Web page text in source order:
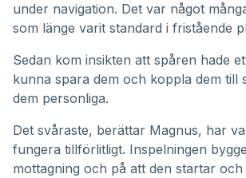
under navigation. Det var något
som länge varit standard i fristående
Sedan kom insikten att spåren hade
kunna spara dem och koppla dem till
dem personliga.
Det svåraste, berättar Magnus, har
fungera tillförlitligt. Inspelningen
mottagning och på att den startar